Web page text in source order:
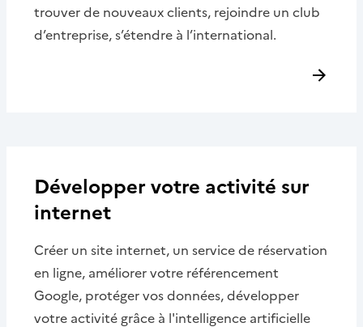
trouver de nouveaux clients, rejoindre un club
d’entreprise, s’étendre à l’international.
Développer votre activité sur
internet
Créer un site internet, un service de réservation
en ligne, améliorer votre référencement
Google, protéger vos données, développer
votre activité grâce à l'intelligence artificielle